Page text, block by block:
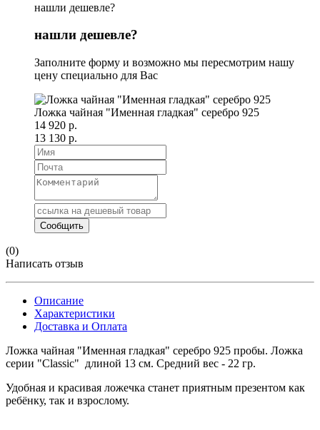
нашли дешевле?
нашли дешевле?
Заполните форму и возможно мы пересмотрим нашу
цену специально для Вас
Ложка чайная "Именная гладкая" серебро 925
14 920 р.
13 130 р.
(0)
Написать отзыв
Описание
Характеристики
Доставка и Оплата
Ложка чайная "Именная гладкая" серебро 925 пробы. Ложка
серии "Classic" длиной 13 см. Средний вес - 22 гр.
Удобная и красивая ложечка станет приятным презентом как
ребёнку, так и взрослому.